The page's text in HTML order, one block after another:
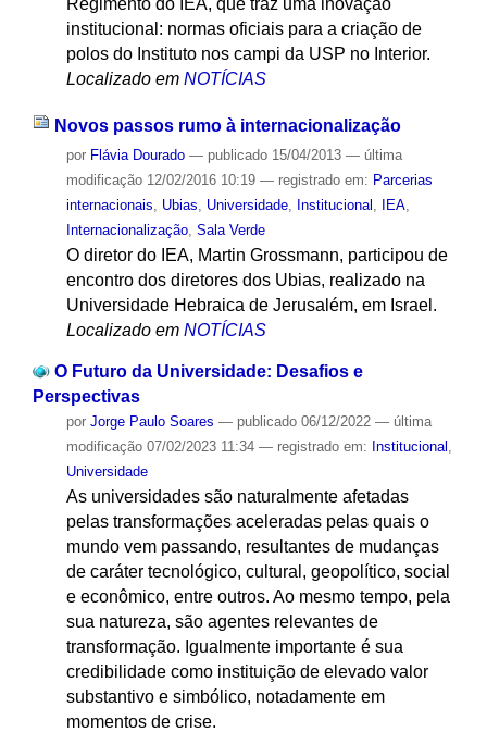
institucional: normas oficiais para a criação de
polos do Instituto nos campi da USP no Interior.
Localizado em NOTÍCIAS
Novos passos rumo à internacionalização
por Flávia Dourado — publicado15/04/2013 — última
modificação12/02/2016 10:19 — registrado em: Parcerias
internacionais
Ubias Universidade, Institucional IEA,
Internacionalização, Sala Verde
O diretor do IEA, Martin Grossmann, participou de
encontro dos diretores dos Ubias, realizado na
Universidade Hebraica de Jerusalém, em Israel.
Localizado em NOTÍCIAS
O Futuro da Universidade: Desafios e
Perspectivas
por Jorge Paulo Soares — publicado06/12/2022 — última
modificação07/02/2023 11:34 — registrado em: Institucional ,
Universidade
As universidades são naturalmente afetadas
pelas transformações aceleradas pelas quais o
mundo vem passando, resultantes de mudanças
de caráter tecnológico, cultural, geopolítico, social
e econômico, entre outros. Ao mesmo tempo, pela
sua natureza, são agentes relevantes de
transformação. Igualmente importante é sua
credibilidade como instituição de elevado valor
substantivo e simbólico, notadamente em
momentos de crise.